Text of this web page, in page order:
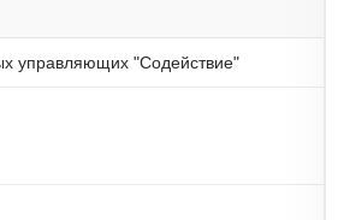
управляющих "Содействие"